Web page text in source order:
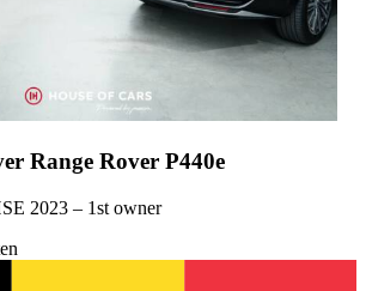
Range Rover P440e
2023 – 1st owner